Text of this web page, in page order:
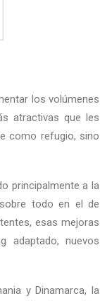
los volúmenes
atractivas que les
como refugio, sino
principalmente a la
todo en el de
esas mejoras
adaptado, nuevos
y Dinamarca, la